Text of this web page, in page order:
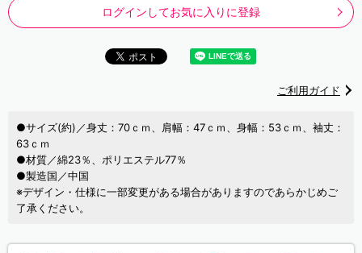
ログインしてお気に入りに登録
ご利用ガイド
●サイズ(約)／身丈：70ｃｍ、肩幅：47ｃｍ、身幅：53ｃｍ、袖丈：
63ｃｍ
●材質／綿23％、ポリエステル77％
●製造国／中国
※デザイン・仕様に一部変更がある場合がありますのであらかじめご
了承ください。